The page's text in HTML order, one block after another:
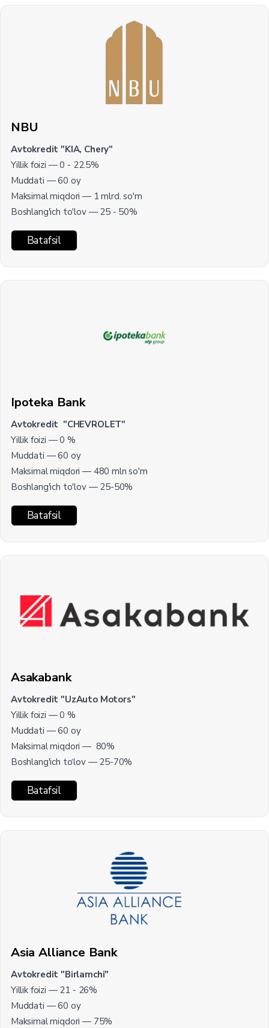
NBU
Avtokredit "KIA, Chery"
Yillik foizi — 0 - 22.5%
Muddati — 60 oy
Maksimal miqdori — 1 mlrd. so'm
Boshlang'ich to'lov — 25 - 50%
Batafsil
Ipoteka Bank
Avtokredit "CHEVROLET"
Yillik foizi — 0 %
Muddati — 60 oy
Maksimal miqdori — 480 mln so'm
Boshlang'ich to'lov — 25-50%
Batafsil
Asakabank
Avtokredit "UzAuto Motors"
Yillik foizi — 0 %
Muddati — 60 oy
Maksimal miqdori — 80%
Boshlang'ich to‘lov — 25-70%
Batafsil
Asia Alliance Bank
Avtokredit "Birlamchi"
Yillik foizi — 21 - 26%
Muddati — 60 oy
Maksimal miqdori — 75%